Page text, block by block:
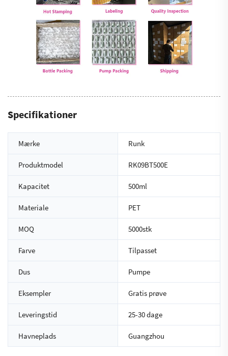
Specifikationer
Mærke Runk
Produktmodel RK09BT500E
Kapacitet 500ml
Materiale PET
MOQ 5000stk
Farve Tilpasset
Dus Pumpe
Eksempler Gratis prøve
Leveringstid 25-30 dage
Havneplads Guangzhou